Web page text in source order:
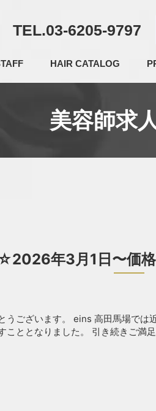
TEL.03-6205-9797
HAIR CATALOG
美容師求
年3月1日〜価
うございます。 eins 高田馬場で
こととなりました。 引き続きご満